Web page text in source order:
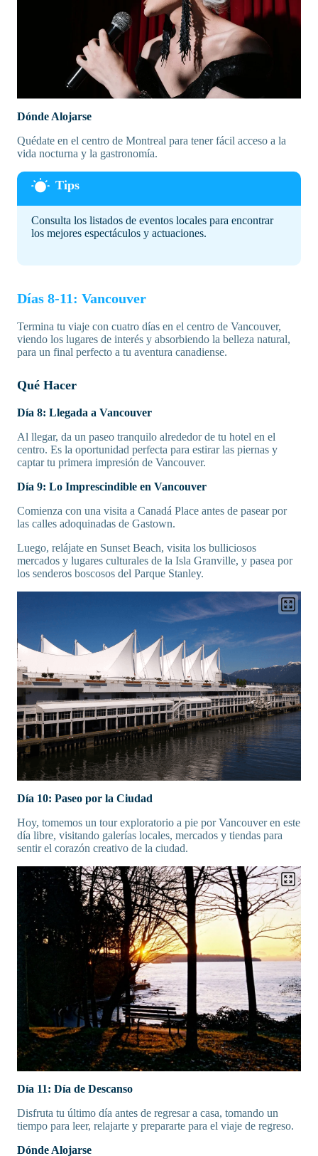
Dónde Alojarse
Quédate en el centro de Montreal para tener fácil acceso a la
vida nocturna y la gastronomía.
Consulta los listados de eventos locales para encontrar
los mejores espectáculos y actuaciones.
Días 8-11: Vancouver
Termina tu viaje con cuatro días en el centro de Vancouver,
viendo los lugares de interés y absorbiendo la belleza natural,
para un final perfecto a tu aventura canadiense.
Qué Hacer
Día 8: Llegada a Vancouver
Al llegar, da un paseo tranquilo alrededor de tu hotel en el
centro. Es la oportunidad perfecta para estirar las piernas y
captar tu primera impresión de Vancouver.
Día 9: Lo Imprescindible en Vancouver
Comienza con una visita a Canadá Place antes de pasear por
las calles adoquinadas de Gastown.
Luego, relájate en Sunset Beach, visita los bulliciosos
mercados y lugares culturales de la Isla Granville, y pasea por
los senderos boscosos del Parque Stanley.
Día 10: Paseo por la Ciudad
Hoy, tomemos un tour exploratorio a pie por Vancouver en este
día libre, visitando galerías locales, mercados y tiendas para
sentir el corazón creativo de la ciudad.
Día 11: Día de Descanso
Disfruta tu último día antes de regresar a casa, tomando un
tiempo para leer, relajarte y prepararte para el viaje de regreso.
Dónde Alojarse